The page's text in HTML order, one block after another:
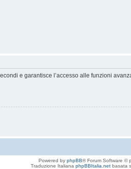
e garantisce l’accesso alle funzioni
Powered by phpBB® Forum Software ©
Traduzione Italiana phpBBItalia.netbasata